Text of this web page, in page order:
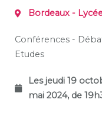
Bordeaux -
Conférences -
Etudes
Les jeudi 19
mai 2024, de